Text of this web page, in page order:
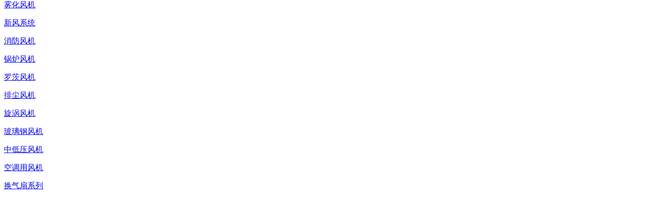
雾化风机
新风系统
消防风机
锅炉风机
罗茨风机
排尘风机
旋涡风机
玻璃钢风机
中低压风机
空调用风机
换气扇系列